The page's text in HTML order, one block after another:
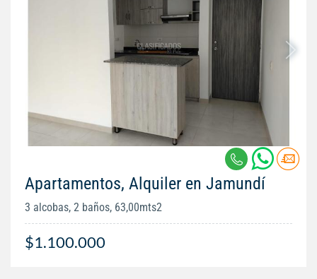
Apartamentos, Alquiler en Jamundí
3 alcobas, 2 baños, 63,00mts2
$1.100.000